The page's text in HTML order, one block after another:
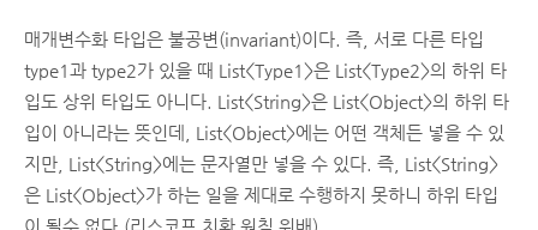
매개변수화 타입은 불공변(invariant)이다. 즉, 서로 다른 타입
type1과 type2가 있을 때 List<Type1>은 List<Type2>의 하위 타
입도 상위 타입도 아니다. List<String>은 List<Object>의 하위 타
입이 아니라는 뜻인데, List<Object>에는 어떤 객체든 넣을 수 있
지만, List<String>에는 문자열만 넣을 수 있다. 즉, List<String>
은 List<Object>가 하는 일을 제대로 수행하지 못하니 하위 타입